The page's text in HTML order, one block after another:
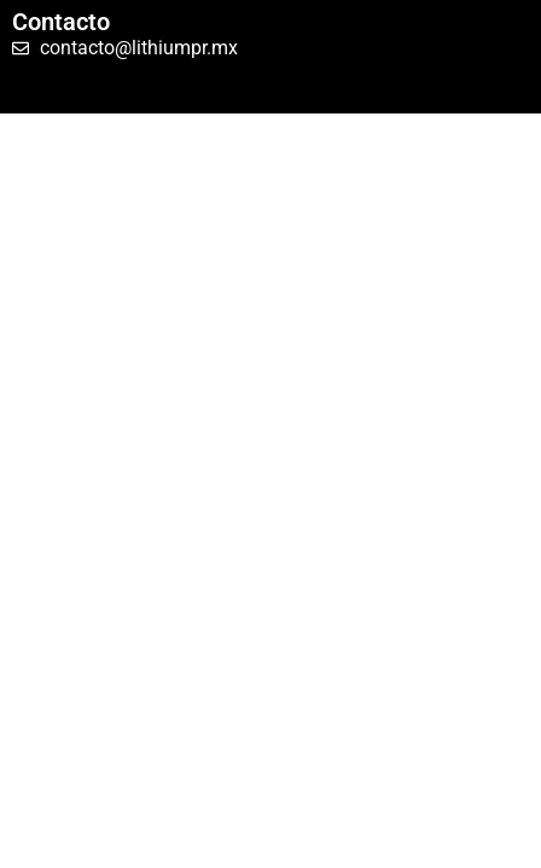
Contacto
contacto@lithiumpr.mx